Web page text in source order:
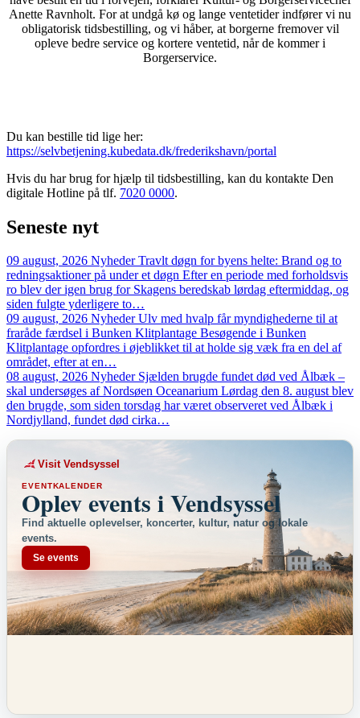
Anette Ravnholt. For at undgå kø og lange ventetider indfører vi nu
obligatorisk tidsbestilling, og vi håber, at borgerne fremover vil
opleve bedre service og kortere ventetid, når de kommer i
Borgerservice.
Du kan bestille tid lige her:
https://selvbetjening.kubedata.dk/frederikshavn/portal
Hvis du har brug for hjælp til tidsbestilling, kan du kontakte Den
digitale Hotline på tlf. 7020 0000.
Seneste nyt
09 august, 2026 Nyheder Travlt døgn for byens helte: Brand og to
redningsaktioner på under et døgn Efter en periode med forholdsvis
ro blev der igen brug for Skagens beredskab lørdag eftermiddag, og
siden fulgte yderligere to…
09 august, 2026 Nyheder Ulv med hvalp får myndighederne til at
fraråde færdsel i Bunken Klitplantage Besøgende i Bunken
Klitplantage opfordres i øjeblikket til at holde sig væk fra en del af
området, efter at en…
08 august, 2026 Nyheder Sjælden brugde fundet død ved Ålbæk –
skal undersøges af Nordsøen Oceanarium Lørdag den 8. august blev
den brugde, som siden torsdag har været observeret ved Ålbæk i
Nordjylland, fundet død cirka…
Visit Vendsyssel
EVENTKALENDER
Oplev events i Vendsyssel
Find aktuelle oplevelser, koncerter, kultur, natur og lokale
events.
Se events